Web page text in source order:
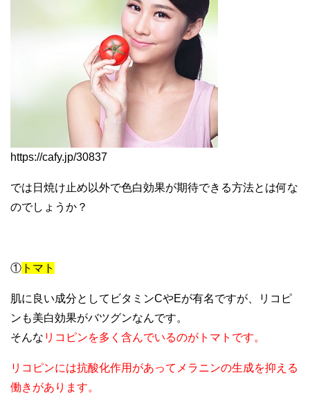
https://cafy.jp/30837
では日焼け止め以外で色白効果が期待できる方法とは何な
のでしょうか？
① トマト
肌に良い成分としてビタミンCやEが有名ですが、リコピ
ンも美白効果がバツグンなんです。
そんな リコピンを多く含んでいるのがトマトです。
リコピンには抗酸化作用があってメラニンの生成を抑える
働きがあります。